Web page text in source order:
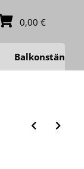
0,00 €
Balkonständer